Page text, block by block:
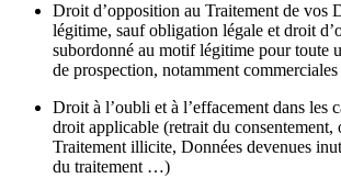
Droit d’opposition au Traitement de vos
légitime, sauf obligation légale et droit
subordonné au motif légitime pour toute
de prospection, notamment commerciales
Droit à l’oubli et à l’effacement dans les
droit applicable (retrait du consentement,
Traitement illicite, Données devenues
du traitement …)